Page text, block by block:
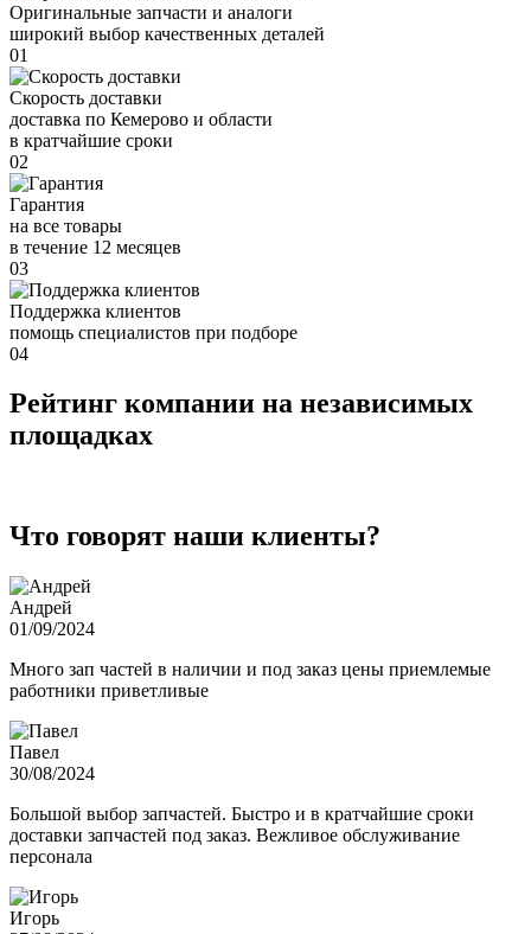
Оригинальные запчасти и аналоги
широкий выбор качественных деталей
01
Скорость доставки
доставка по Кемерово и области
в кратчайшие сроки
02
Гарантия
на все товары
в течение 12 месяцев
03
Поддержка клиентов
помощь специалистов при подборе
04
Рейтинг компании на независимых
площадках
Что говорят наши клиенты?
Андрей
01/09/2024
Много зап частей в наличии и под заказ цены приемлемые
работники приветливые
Павел
30/08/2024
Большой выбор запчастей. Быстро и в кратчайшие сроки
доставки запчастей под заказ. Вежливое обслуживание
персонала
Игорь